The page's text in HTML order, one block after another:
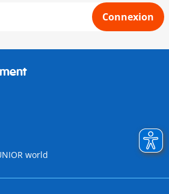
Connexion
world